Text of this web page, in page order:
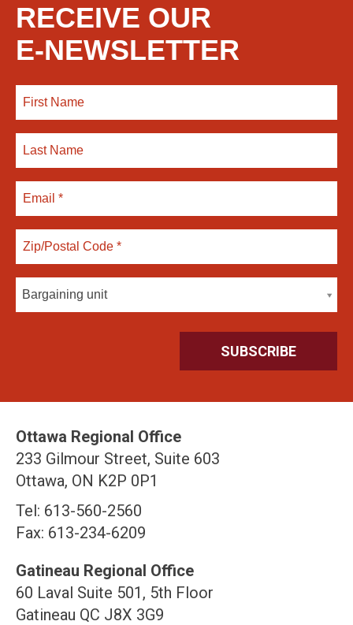
RECEIVE OUR
E-NEWSLETTER
Bargaining unit
Ottawa Regional Office
233 Gilmour Street, Suite 603
Ottawa, ON K2P 0P1
Tel: 613-560-2560
Fax: 613-234-6209
Gatineau Regional Office
60 Laval Suite 501, 5th Floor
Gatineau QC J8X 3G9